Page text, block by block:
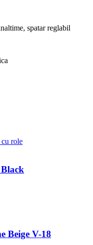
spatar reglabil
Beige V-18